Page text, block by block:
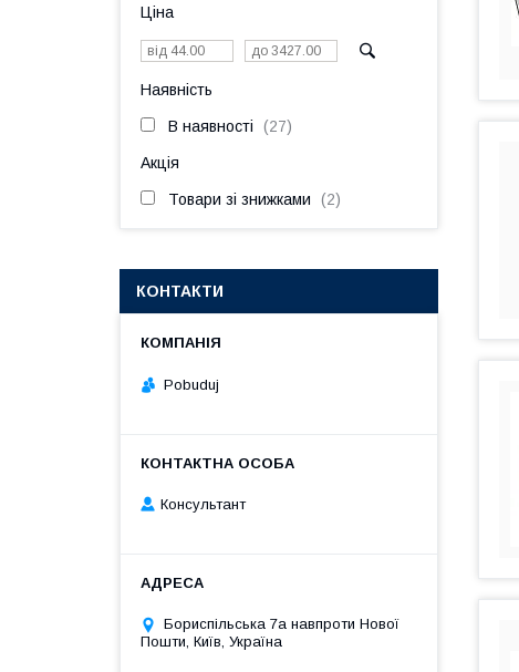
Ціна
Наявність
В наявності 27
Акція
Товари зі знижками 2
КОНТАКТИ
Pobuduj
Консультант
Бориспільська 7а навпроти Нової
Пошти, Київ, Україна